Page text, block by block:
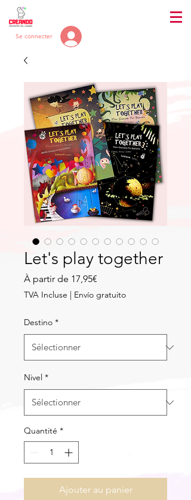
Se connecter
Let's play together
À partir de 17,95€
promotionnel
TVA Incluse | Envío gratuito
Destino *
Nivel *
Quantité *
Ajouter au panier